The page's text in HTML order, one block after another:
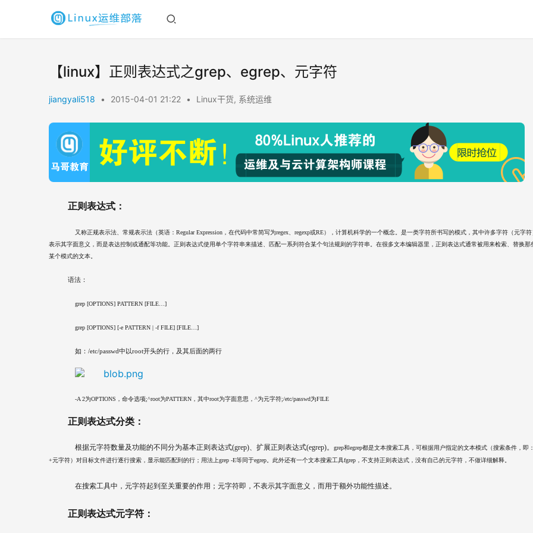
【linux】正则表达式之grep、egrep、元字符
jiangyali518 • 2015-04-01 21:22 • Linux干货, 系统运维
正则表达式：
又称正规表示法、常规表示法（英语：Regular Expression，在代码中常简写为regex、regexp或RE），计算机科学的一个概念。是一类字符所书写的模式，其中许多字符（元字符
表示其字面意义，而是表达控制或通配等功能。正则表达式使用单个字符串来描述、匹配一系列符合某个句法规则的字符串。在很多文本编辑器里，正则表达式通常被用来检索、替换那
某个模式的文本。
语法：
grep [OPTIONS] PATTERN [FILE…]
grep [OPTIONS] [-e PATTERN | -f FILE] [FILE…]
如：/etc/passwd中以root开头的行，及其后面的两行
-A 2为OPTIONS，命令选项;^root为PATTERN，其中root为字面意思，^为元字符;/etc/passwd为FILE
正则表达式分类：
根据元字符数量及功能的不同分为基本正则表达式(grep)、扩展正则表达式(egrep)。
grep和egrep都是文本搜索工具，可根据用户指定的文本模式（搜索条件，即
+元字符）对目标文件进行逐行搜索，显示能匹配到的行；用法上grep -E等同于egrep。此外还有一个文本搜索工具fgrep，不支持正则表达式，没有自己的元字符，不做详细解释。
在搜索工具中，元字符起到至关重要的作用；元字符即，不表示其字面意义，而用于额外功能性描述。
正则表达式元字符：